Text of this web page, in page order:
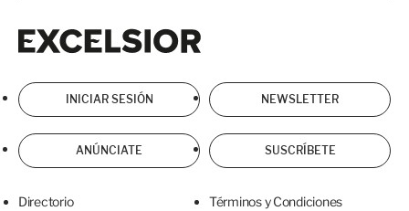
INICIAR SESIÓN NEWSLETTER
ANÚNCIATE SUSCRÍBETE
Directorio Términos y Condiciones